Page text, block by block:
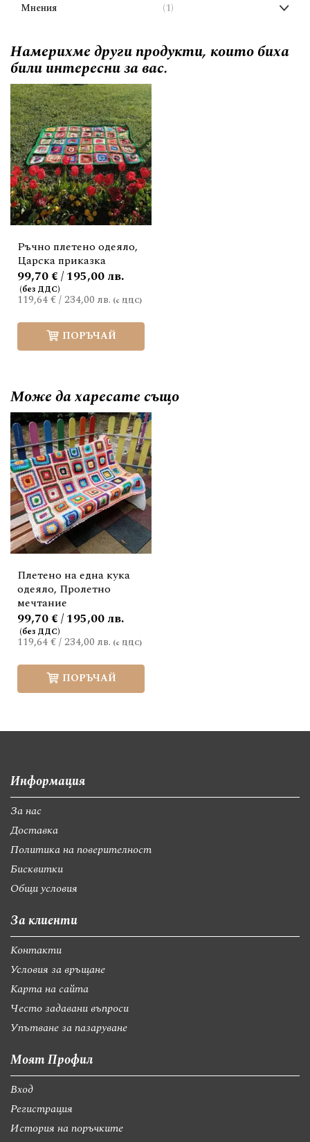
Мнения 1
Намерихме други продукти, които биха
били интересни за вас.
Ръчно плетено одеяло,
Царска приказка
119,64 €/234,00 лв.
99,70 € / 195,00 лв.
ПОРЪЧАЙ
Може дахаресате също
Плетено на една кука
одеяло, Пролетно
мечтание
119,64 €/234,00 лв.
99,70 € / 195,00 лв.
ПОРЪЧАЙ
Информация
За нас
Доставка
Политика на поверителност
Бисквитки
Общи условия
За клиенти
Контакти
Условия за връщане
Карта на сайта
Често задавани въпроси
Упътване за пазаруване
Моят Профил
Вход
Регистрация
История на поръчките